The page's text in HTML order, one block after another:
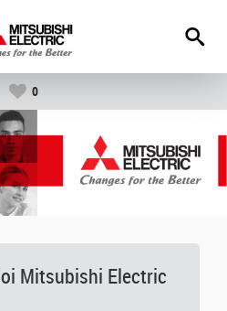
0
Mitsubishi Electric